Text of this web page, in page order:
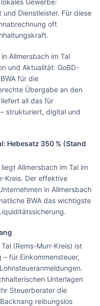
Gewerbe:
Dienstleister. Für diese
oft
Allmersbach im Tal
und Aktualität: GoBD-
für die
Übergabe an den
all das für
strukturiert, digital und
: Hebesatz 350 % (Stand
Allmersbach im Tal im
Kreis. Der effektive
in Allmersbach
BWA das wichtigste
(Rems-Murr-Kreis) ist
für Einkommensteuer,
Unterlagen
Steuerberater die
reibungslos